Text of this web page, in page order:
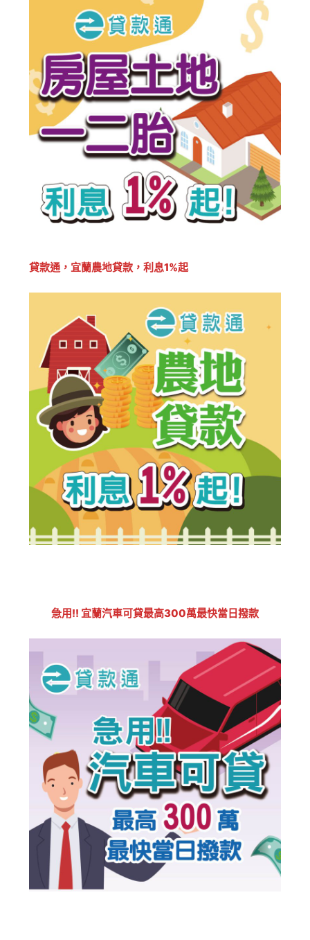
貸款通，宜蘭農地貸款，利息1%起
急用!! 宜蘭汽車可貸最高300萬最快當日撥款